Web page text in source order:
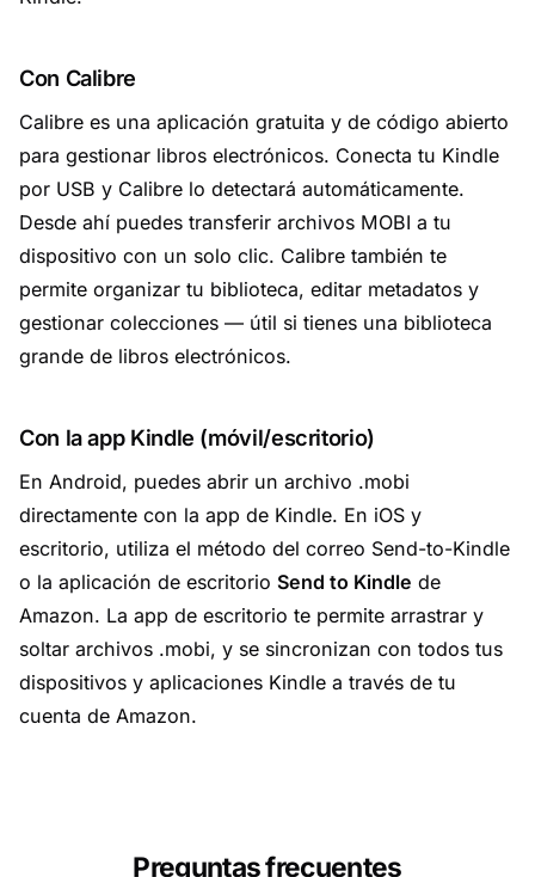
Con Calibre
Calibre es una aplicación gratuita y de código abierto
para gestionar libros electrónicos. Conecta tu Kindle
por USB y Calibre lo detectará automáticamente.
Desde ahí puedes transferir archivos MOBI a tu
dispositivo con un solo clic. Calibre también te
permite organizar tu biblioteca, editar metadatos y
gestionar colecciones — útil si tienes una biblioteca
grande de libros electrónicos.
Con la app Kindle (móvil/escritorio)
En Android, puedes abrir un archivo .mobi
directamente con la app de Kindle. En iOS y
escritorio, utiliza el método del correo Send-to-Kindle
o la aplicación de escritorio Send to Kindle de
Amazon. La app de escritorio te permite arrastrar y
soltar archivos .mobi, y se sincronizan con todos tus
dispositivos y aplicaciones Kindle a través de tu
cuenta de Amazon.
Preguntas frecuentes